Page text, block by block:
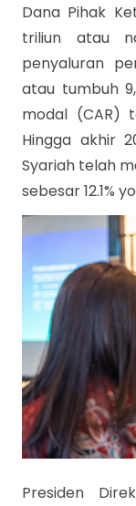
Dana Pihak
triliun atau
penyaluran
atau tumbuh
modal (CAR)
Hingga akhir
Syariah telah
sebesar 12.1%
Presiden